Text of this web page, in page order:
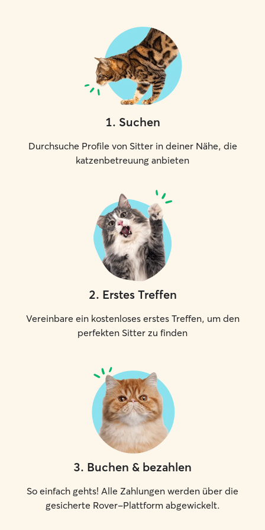
1. Suchen
Durchsuche Profile von Sitter in deiner Nähe, die
katzenbetreuung anbieten
2. Erstes Treffen
Vereinbare ein kostenloses erstes Treffen, um den
perfekten Sitter zu finden
3. Buchen & bezahlen
So einfach gehts! Alle Zahlungen werden über die
gesicherte Rover-Plattform abgewickelt.